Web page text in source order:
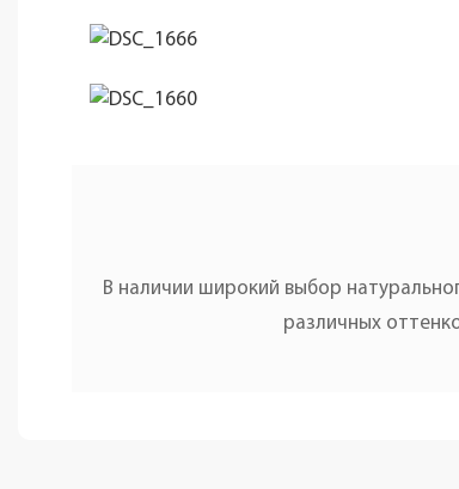
В наличии широкий выбор
различных